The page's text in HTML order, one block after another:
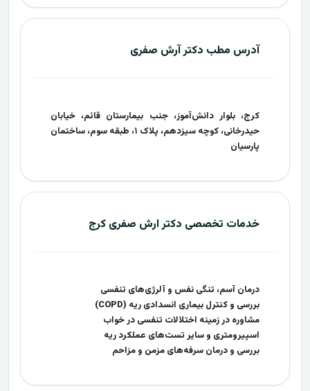
آدرس مطب دکتر آرش صفری
کرج، بلوار دانش‌آموز، جنب بیمارستان قائم، خیابان
حیدرخانی، کوچه سیزدهم، پلاک ۱، طبقه سوم، ساختمان
پارسیان
خدمات تخصصی دکتر ارش صفری کرج
درمان آسم، تنگی نفس و آلرژی‌های تنفسی
بررسی و کنترل بیماری انسدادی ریه (COPD)
مشاوره در زمینه اختلالات تنفسی در خواب
اسپیرومتری و سایر تست‌های عملکرد ریه
بررسی و درمان سرفه‌های مزمن و مزاحم